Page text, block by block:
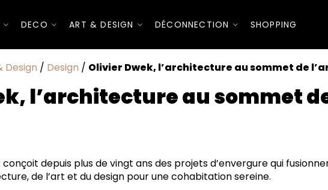
DECO ART & DESIGN DÉCONNECTION SHOPPING
Design / Design / Olivier Dwek, l’architecture au sommet de
l’architecture au sommet
depuis plus de vingt ans des projets d’envergure qui
de l’art et du design pour une cohabitation sereine.